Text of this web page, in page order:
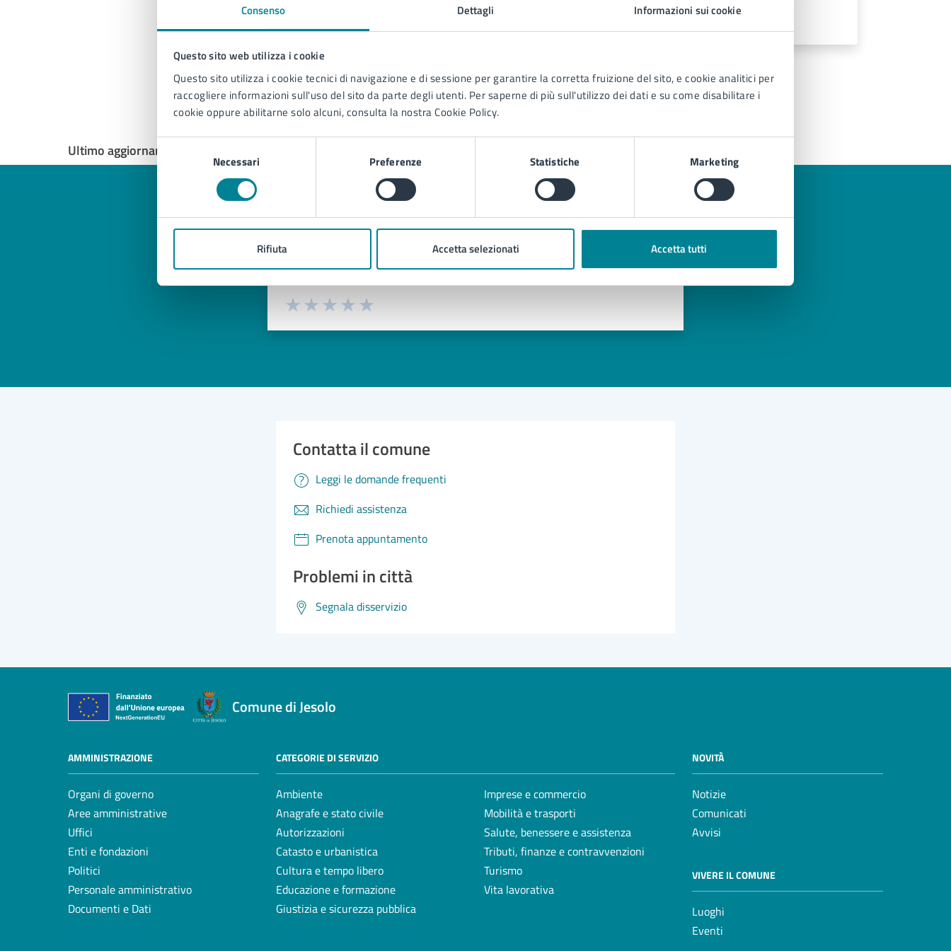
Consenso Dettagli Informazioni sui cookie
Questo sito web utilizza i cookie
Questo sito utilizza i cookie tecnici di navigazione e di sessione per garantire la corretta fruizione del sito, e cookie analitici per
raccogliere informazioni sull'uso del sito da parte degli utenti. Per saperne di più sull'utilizzo dei dati e su come disabilitare i
cookie oppure abilitarne solo alcuni, consulta la nostra Cookie Policy.
Selezione
del
Necessari Preferenze Statistiche Marketing
Rifiuta Accetta selezionati Accetta tutti
comune.jesolo@legalmail.it
Ultimo aggiornamento:
Quanto sono chiare le informazioni su questa
pagina?
Contatta il comune
Leggi le domande frequenti
Richiedi assistenza
Prenota appuntamento
Problemi in città
Segnala disservizio
Comune di Jesolo
AMMINISTRAZIONE
Organi di governo
Aree amministrative
Uffici
Enti e fondazioni
Politici
Personale amministrativo
Documenti e Dati
CATEGORIE DI SERVIZIO
Ambiente
Anagrafe e stato civile
Autorizzazioni
Catasto e urbanistica
Cultura e tempo libero
Educazione e formazione
Giustizia e sicurezza pubblica
Imprese e commercio
Mobilità e trasporti
Salute, benessere e assistenza
Tributi, finanze e contravvenzioni
Turismo
Vita lavorativa
NOVITÀ
Notizie
Comunicati
Avvisi
VIVERE IL COMUNE
Luoghi
Eventi